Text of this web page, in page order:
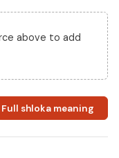
above to add
Full shloka meaning